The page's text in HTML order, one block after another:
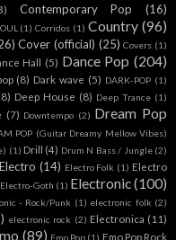
Contemporary Pop
(16)
(1) Corridos (1) Country (96)
Cover (official) (25) Covers (1)
Hall (5) Dance Pop (204)
(8) Dark wave (5) DARK-POP (1)
Deep House (8) Deep Trance (1)
(7) Downtempo (2) Dream Pop
POP (Guitar Dreamy Mellow Vibes)
(1) Drill (4) Drum N Bass / Jungle (2)
Electro (14) Electro Folk (1) Electro
Electro-Goth (1) Electronic(100)
- Rock/Punk (1) electronic folk (2)
electronic rock (2) Electronica (11)
(89) Emo Pop (1) Emo Pop Rock